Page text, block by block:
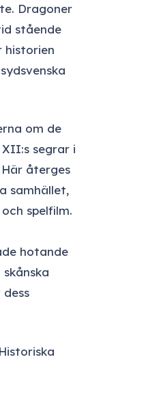
Dragoner
stående
historien
om de
segrar i
återges
samhället,
spelfilm.
hotande